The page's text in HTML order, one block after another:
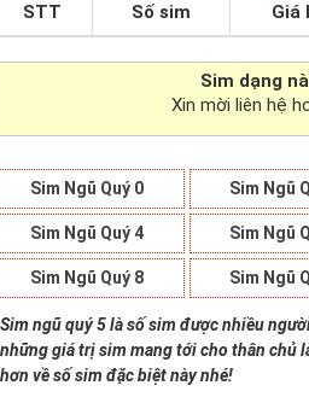
STT Số sim Giá
Sim dạng
Xin mời liên hệ
Sim Ngũ Quý 0 Sim Ngũ
Sim Ngũ Quý 4 Sim Ngũ
Sim Ngũ Quý 8 Sim Ngũ
Sim ngũ quý 5 là số sim được nhiều
những giá trị sim mang tới cho thân chủ
hơn về số sim đặc biệt này nhé!